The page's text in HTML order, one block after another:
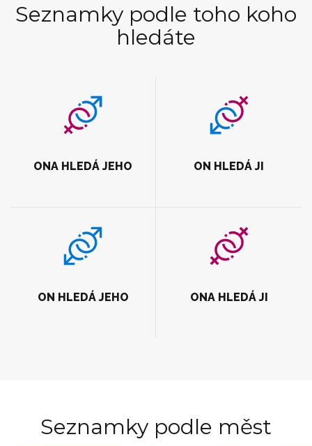
Seznamky podle toho koho
hledáte
ONA HLEDÁ JEHO ON HLEDÁ JI
ON HLEDÁ JEHO ONA HLEDÁ JI
Seznamky podle měst